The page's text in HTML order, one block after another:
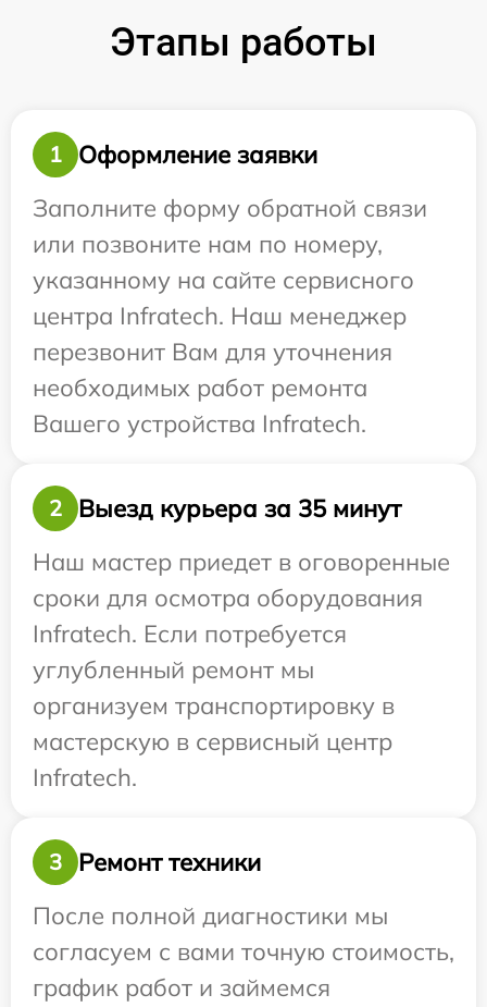
Этапы работы
1
Оформление заявки
Заполните форму обратной связи
или позвоните нам по номеру,
указанному на сайте сервисного
центра Infratech. Наш менеджер
перезвонит Вам для уточнения
необходимых работ ремонта
Вашего устройства Infratech.
2
Выезд курьера за 35 минут
Наш мастер приедет в оговоренные
сроки для осмотра оборудования
Infratech. Если потребуется
углубленный ремонт мы
организуем транспортировку в
мастерскую в сервисный центр
Infratech.
3
Ремонт техники
После полной диагностики мы
согласуем с вами точную стоимость,
график работ и займемся